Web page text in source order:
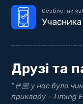
Особистий
Учасника
Друзі та
"Дякуємо нашим
результати"